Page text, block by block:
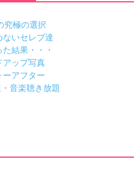
究極の選択
いセレブ達
結果・・・
アップ写真
アフター
音楽聴き放題